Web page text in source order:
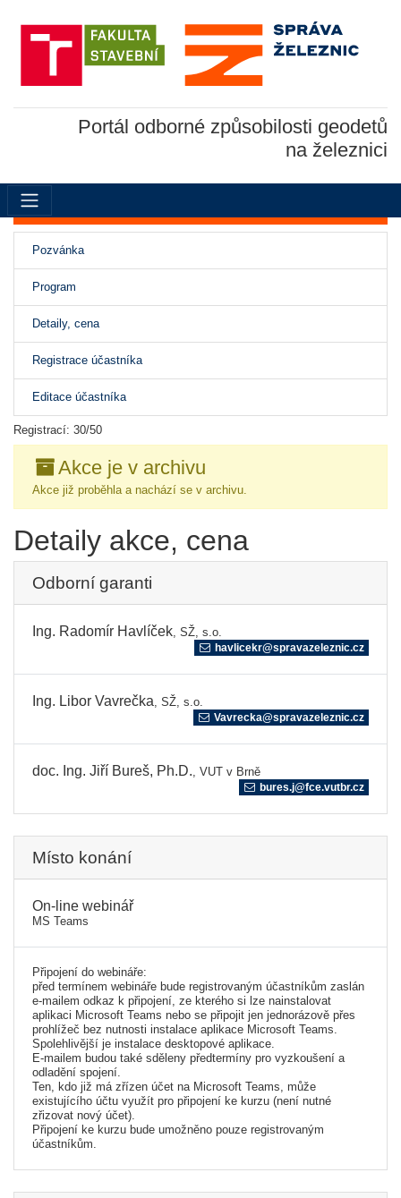
Portál odborné způsobilosti geodetů
na železnici
Pozvánka
Program
Detaily, cena(aktivní)
Registrace účastníka
Editace účastníka
Registrací: 30/50
Akce je v archivu
Akce již proběhla a nachází se v archivu.
Detaily akce, cena
Odborní garanti
Ing. Radomír Havlíček, SŽ, s.o.
havlicekr@spravazeleznic.cz
Ing. Libor Vavrečka, SŽ, s.o.
Vavrecka@spravazeleznic.cz
doc. Ing. Jiří Bureš, Ph.D., VUT v Brně
bures.j@fce.vutbr.cz
Místo konání
On-line webinář
MS Teams
Připojení do webináře:
před termínem webináře bude registrovaným účastníkům zaslán
e-mailem odkaz k připojení, ze kterého si lze nainstalovat
aplikaci Microsoft Teams nebo se připojit jen jednorázově přes
prohlížeč bez nutnosti instalace aplikace Microsoft Teams.
Spolehlivější je instalace desktopové aplikace.
E-mailem budou také sděleny předtermíny pro vyzkoušení a
odladění spojení.
Ten, kdo již má zřízen účet na Microsoft Teams, může
existujícího účtu využít pro připojení ke kurzu (není nutné
zřizovat nový účet).
Připojení ke kurzu bude umožněno pouze registrovaným
účastníkům.